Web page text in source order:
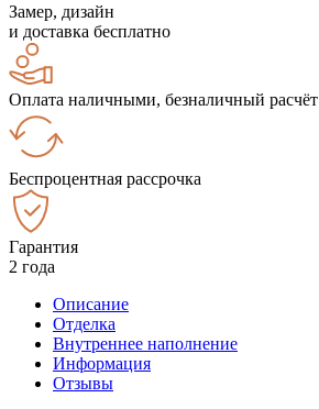
Замер, дизайн
и доставка бесплатно
Оплата наличными, безналичный расчёт
Беспроцентная рассрочка
Гарантия
2 года
Описание
Отделка
Внутреннее наполнение
Информация
Отзывы